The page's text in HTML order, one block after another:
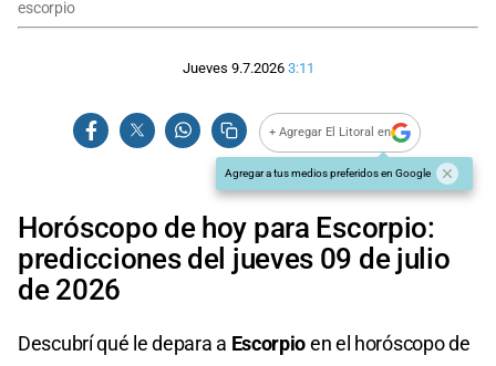
escorpio
Jueves 9.7.2026 3:11
+ Agregar El Litoral en
Agregar a tus medios preferidos en Google
Horóscopo de hoy para Escorpio:
predicciones del jueves 09 de julio
de 2026
Descubrí qué le depara a Escorpioen el horóscopo de